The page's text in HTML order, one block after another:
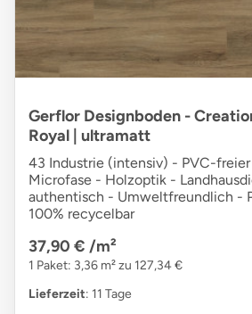
Gerflor Designboden -
Royal | ultramatt
43 Industrie (intensiv) - PVC-
Microfase - Holzoptik -
authentisch - Umweltfreundlich -
100% recycelbar
37,90 € /m²
1 Paket: 3,36 m² zu 127,34 €
Lieferzeit: 11 Tage